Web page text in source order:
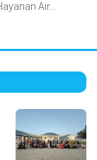
Air